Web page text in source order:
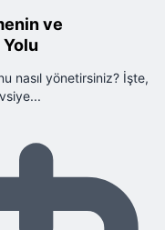
ve
nasıl yönetirsiniz? İşte,